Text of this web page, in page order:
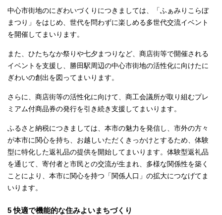
中心市街地のにぎわいづくりにつきましては、「ふぁみりこらぼ
まつり」をはじめ、世代を問わずに楽しめる多世代交流イベント
を開催してまいります。
また、ひたちなか祭りや七夕まつりなど、商店街等で開催される
イベントを支援し、勝田駅周辺の中心市街地の活性化に向けたに
ぎわいの創出を図ってまいります。
さらに、商店街等の活性化に向けて、商工会議所が取り組むプレ
ミアム付商品券の発行を引き続き支援してまいります。
ふるさと納税につきましては、本市の魅力を発信し、市外の方々
が本市に関心を持ち、お越しいただくきっかけとするため、体験
型に特化した返礼品の提供を開始してまいります。体験型返礼品
を通じて、寄付者と市民との交流が生まれ、多様な関係性を築く
ことにより、本市に関心を持つ「関係人口」の拡大につなげてま
いります。
5 快適で機能的な住みよいまちづくり